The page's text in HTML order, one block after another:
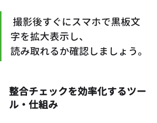
撮影後すぐにスマホで黒板文
字を拡大表示し、
読み取れるか確認しましょう。
整合チェックを効率化するツー
ル・仕組み